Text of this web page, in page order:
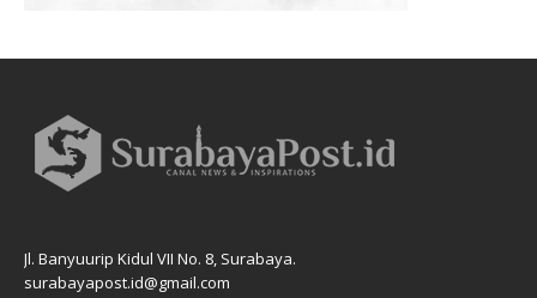
Jl. Banyuurip Kidul VII No. 8, Surabaya.
surabayapost.id@gmail.com